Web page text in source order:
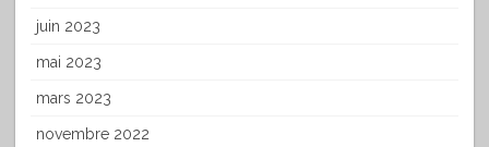
juin 2023
mai 2023
mars 2023
novembre 2022